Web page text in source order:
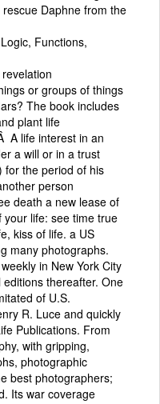
Daphne from the
Functions,
or groups of things
The book includes
plant life
A life interest in an
a will or in a trust
for the period of his
person
death a new lease of
your life: see time true
kiss of life. a US
many photographs.
in New York City
thereafter. One
of U.S.
R. Luce and quickly
Publications. From
with gripping,
photographic
best photographers;
Its war coverage